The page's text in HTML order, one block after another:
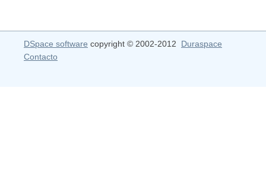
DSpace software copyright © 2002-2012 Duraspace
Contacto